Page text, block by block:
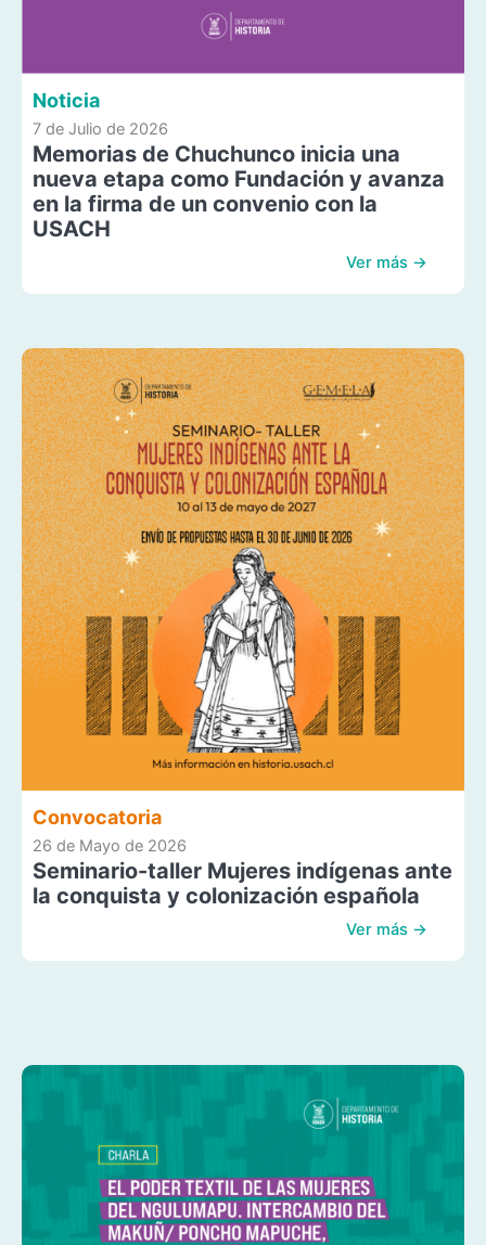
Noticia
7 de Julio de 2026
Memorias de Chuchunco inicia una
nueva etapa como Fundación y avanza
en la firma de un convenio con la
USACH
Ver más →
Convocatoria
26 de Mayo de 2026
Seminario-taller Mujeres indígenas ante
la conquista y colonización española
Ver más →